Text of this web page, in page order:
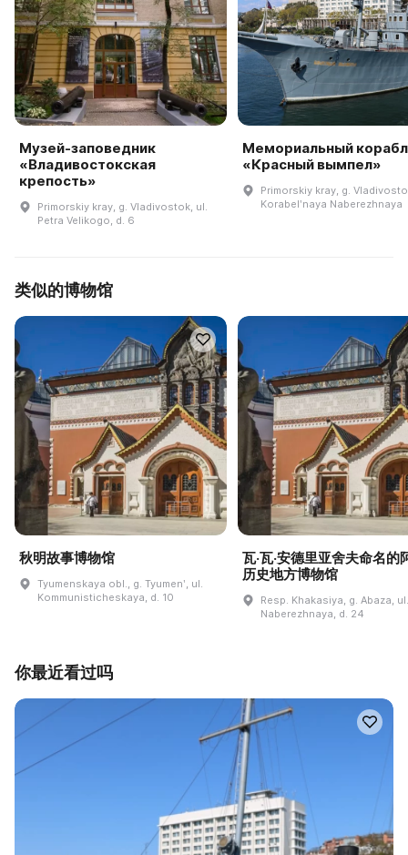
Музей-заповедник
«Владивостокская
крепость»
Primorskiy kray, g. Vladivostok, ul.
Petra Velikogo, d. 6
Мемориальный
«Красный вымпел»
Primorskiy kray, g.
Korabelʹnaya Naberezhnaya
类似的博物馆
秋明故事博物馆
Tyumenskaya obl., g. Tyumenʹ, ul.
Kommunisticheskaya, d. 10
瓦·瓦·安德里亚舍夫命名的
历史地方博物馆
Resp. Khakasiya, g. Abaza, ul.
Naberezhnaya, d. 24
你最近看过吗